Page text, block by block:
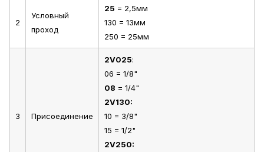
2
Условный
проход
25 = 2,5мм
130 = 13мм
250 = 25мм
3 Присоединение
2V025:
06 = 1/8"
08 = 1/4"
2V130:
10 = 3/8"
15 = 1/2"
2V250: